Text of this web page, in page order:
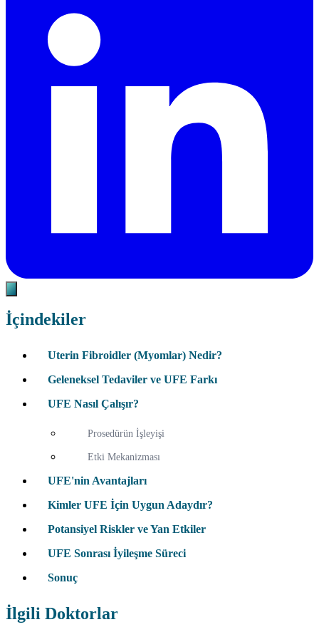
İçindekiler
Uterin Fibroidler (Myomlar) Nedir?
Geleneksel Tedaviler ve UFE Farkı
UFE Nasıl Çalışır?
Prosedürün İşleyişi
Etki Mekanizması
UFE'nin Avantajları
Kimler UFE İçin Uygun Adaydır?
Potansiyel Riskler ve Yan Etkiler
UFE Sonrası İyileşme Süreci
Sonuç
İlgili Doktorlar